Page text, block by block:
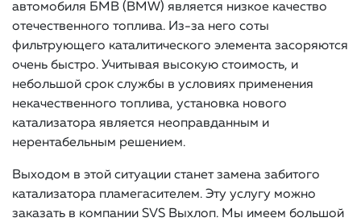
автомобиля БМВ (BMW) является низкое качество
отечественного топлива. Из-за него соты
фильтрующего каталитического элемента засоряются
очень быстро. Учитывая высокую стоимость, и
небольшой срок службы в условиях применения
некачественного топлива, установка нового
катализатора является неоправданным и
нерентабельным решением.
Выходом в этой ситуации станет замена забитого
катализатора пламегасителем. Эту услугу можно
заказать в компании SVS Выхлоп. Мы имеем большой